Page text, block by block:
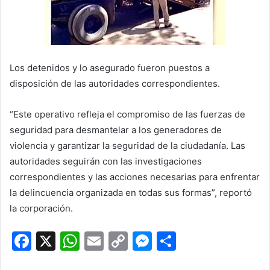
Los detenidos y lo asegurado fueron puestos a
disposición de las autoridades correspondientes.
“Este operativo refleja el compromiso de las fuerzas de
seguridad para desmantelar a los generadores de
violencia y garantizar la seguridad de la ciudadanía. Las
autoridades seguirán con las investigaciones
correspondientes y las acciones necesarias para enfrentar
la delincuencia organizada en todas sus formas”, reportó
la corporación.
F
X
W E
C
M